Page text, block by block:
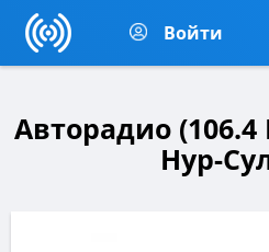
Войти
Авторадио (106.4
Нур-